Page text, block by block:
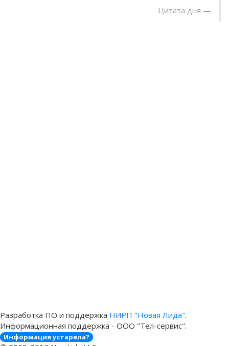
Цитата дня
Разработка ПО и поддержка НИРП "Новая Лида".
Информационная поддержка - ООО "Тел-сервис".
Информация устарела?